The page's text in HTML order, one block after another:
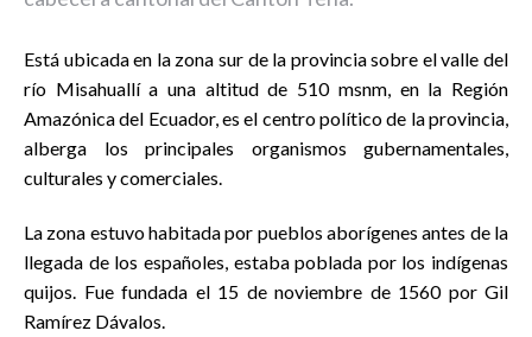
Está ubicada en la zona sur de la provincia sobre el valle del
río Misahuallí a una altitud de 510 msnm, en la Región
Amazónica del Ecuador, es el centro político de la provincia,
alberga los principales organismos gubernamentales,
culturales y comerciales.
La zona estuvo habitada por pueblos aborígenes antes de la
llegada de los españoles, estaba poblada por los indígenas
quijos. Fue fundada el 15 de noviembre de 1560 por Gil
Ramírez Dávalos.